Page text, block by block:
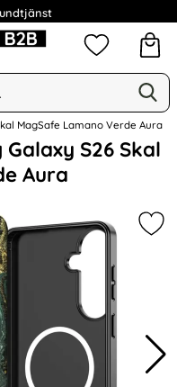
Narse Group AB
Mina
MagSafe Lamano Verde Aura
S26 Skal
Aura